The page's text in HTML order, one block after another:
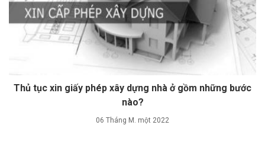
Thủ tục xin giấy phép xây dựng nhà ở gồm những bước
nào?
06 Tháng M. một 2022